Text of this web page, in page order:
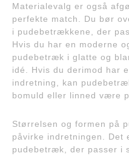
Materialevalg er også
perfekte match. Du bør
i pudebetrækkene, der
Hvis du har en moderne
pudebetræk i glatte og
idé. Hvis du derimod har
indretning, kan
bomuld eller linned være
Størrelsen og formen på
påvirke indretningen. Det
pudebetræk, der passer i